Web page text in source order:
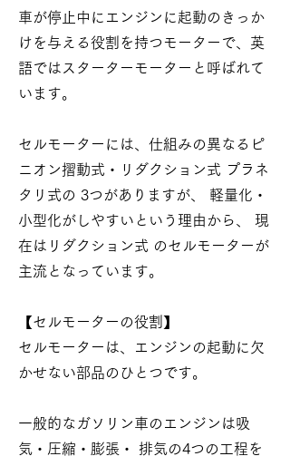
車が停止中にエンジンに起動のきっか
けを与える役割を持つモーターで、英
語ではスターターモーターと呼ばれて
います。
セルモーターには、仕組みの異なるピ
ニオン摺動式・リダクション式 プラネ
タリ式の 3つがありますが、 軽量化・
小型化がしやすいという理由から、 現
在はリダクション式 のセルモーターが
主流となっています。
【セルモーターの役割】
セルモーターは、エンジンの起動に欠
かせない部品のひとつです。
一般的なガソリン車のエンジンは吸
気・圧縮・膨張・ 排気の4つの工程を